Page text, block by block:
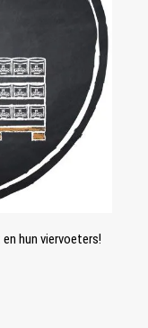
hun viervoeters!